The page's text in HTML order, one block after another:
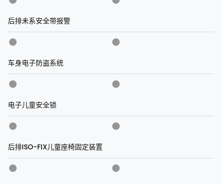
后排未系安全带报警
车身电子防盗系统
电子儿童安全锁
后排ISO-FIX儿童座椅固定装置